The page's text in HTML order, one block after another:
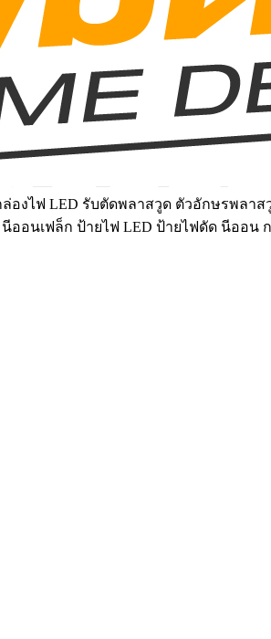
งไฟ LED รับตัดพลาสวูด ตัวอักษรพลา
ออนเฟล็ก ป้ายไฟ LED ป้ายไฟดัด นีออน